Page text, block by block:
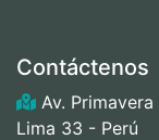
Contáctenos
Av.
Lima 33 - Perú